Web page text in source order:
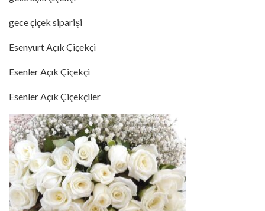
gece çiçek siparişi
Esenyurt Açık Çiçekçi
Esenler Açık Çiçekçi
Esenler Açık Çiçekçiler